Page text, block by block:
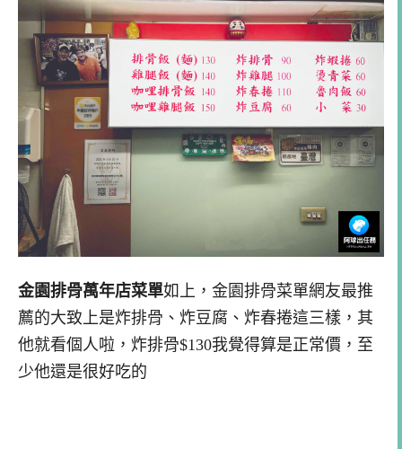
金園排骨萬年店菜單如上，金園排骨菜單網友最推
薦的大致上是炸排骨、炸豆腐、炸春捲這三樣，其
他就看個人啦，炸排骨$130我覺得算是正常價，至
少他還是很好吃的